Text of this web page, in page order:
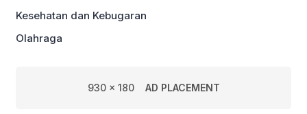
Kesehatan dan Kebugaran
Olahraga
930 x 180 AD PLACEMENT